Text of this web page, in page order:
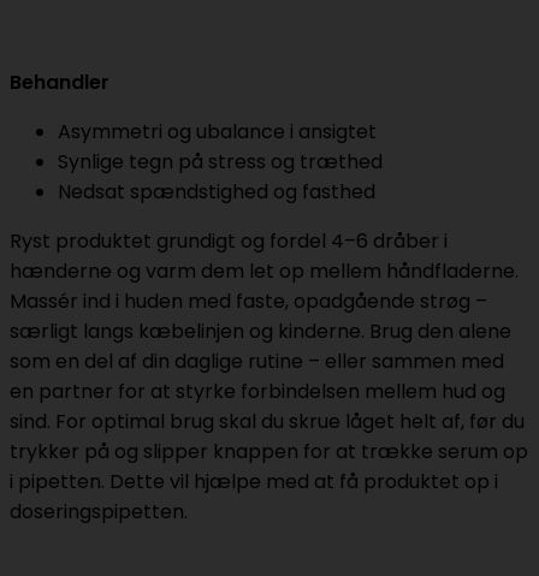
Behandler
Asymmetri og ubalance i ansigtet
Synlige tegn på stress og træthed
Nedsat spændstighed og fasthed
Ryst produktet grundigt og fordel 4–6 dråber i
hænderne og varm dem let op mellem håndfladerne.
Massér ind i huden med faste, opadgående strøg –
særligt langs kæbelinjen og kinderne. Brug den alene
som en del af din daglige rutine – eller sammen med
en partner for at styrke forbindelsen mellem hud og
sind. For optimal brug skal du skrue låget helt af, før du
trykker på og slipper knappen for at trække serum op
i pipetten. Dette vil hjælpe med at få produktet op i
doseringspipetten.